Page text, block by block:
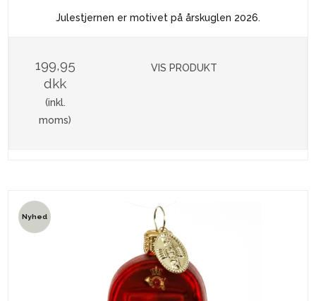
Julestjernen er motivet på årskuglen 2026.
199,95
dkk
(inkl.
moms)
VIS PRODUKT
Nyhed